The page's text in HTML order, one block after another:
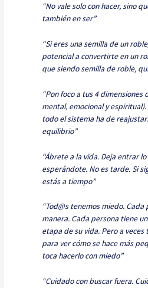
“No vale solo con hacer, sino
también en ser”
“Si eres una semilla de un
potencial a convertirte en un
que siendo semilla de roble,
“Pon foco a tus 4 dimensiones
mental, emocional y
todo el sistema ha de
equilibrio”
“Ábrete a la vida. Deja entrar
esperándote. No es tarde. Si
estás a tiempo”
“Tod@s tenemos miedo.
manera. Cada persona tiene
etapa de su vida. Pero a veces
para ver cómo se hace más
toca hacerlo con miedo”
“Cuidado con buscar fuera.